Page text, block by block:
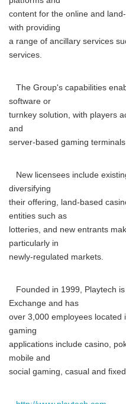
content for the online and
with providing
a range of ancillary services
services.
The Group's capabilities
software or
turnkey solution, with players
and
server-based gaming
New licensees include
diversifying
their offering, land-based
entities such as
lotteries, and new entrants
particularly in
newly-regulated markets.
Founded in 1999, Playtech
Exchange and has
over 3,000 employees located
gaming
applications include casino,
mobile and
social gaming, casual and